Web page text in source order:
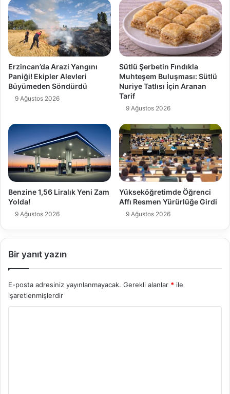
Erzincan’da Arazi Yangını
Paniği! Ekipler Alevleri
Büyümeden Söndürdü
9 Ağustos 2026
Sütlü Şerbetin Fındıkla
Muhteşem Buluşması: Sütlü
Nuriye Tatlısı İçin Aranan
Tarif
9 Ağustos 2026
Benzine 1,56 Liralık Yeni Zam
Yolda!
9 Ağustos 2026
Yükseköğretimde Öğrenci
Affı Resmen Yürürlüğe Girdi
9 Ağustos 2026
Bir yanıt yazın
E-posta adresiniz yayınlanmayacak. Gerekli alanlar * ile
işaretlenmişlerdir